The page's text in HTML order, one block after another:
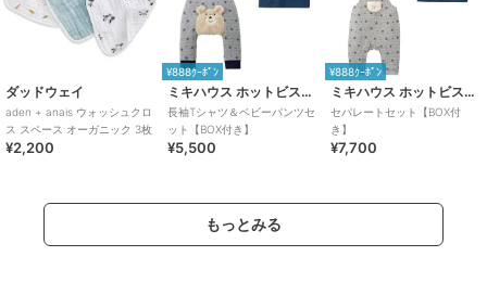
ダッドウェイ
aden + anais ウォッシュクロ
ス スペース オーガニック 3枚
¥2,200
¥888ｸｰﾎﾟﾝ
ミキハウス ホットビスケッツ
長袖Tシャツ＆ベビーパンツセ
ット【BOX付き】
¥5,500
¥888ｸｰﾎﾟﾝ
ミキハウス ホットビスケッツ
セパレートセット【BOX付
き】
¥7,700
もっとみる